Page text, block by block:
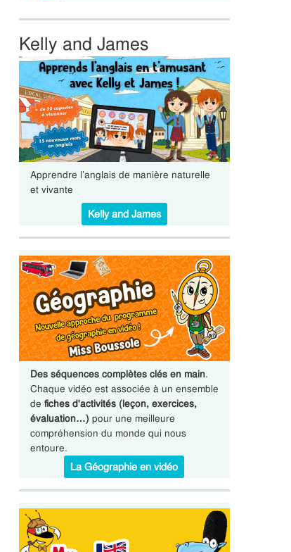
Kelly and James
Apprendre l’anglais de manière naturelle
et vivante
Kelly and James
Des séquences complètes clés en main.
Chaque vidéo est associée à un ensemble
de fiches d'activités (leçon, exercices,
évaluation…) pour une meilleure
compréhension du monde qui nous
entoure.
La Géographie en vidéo